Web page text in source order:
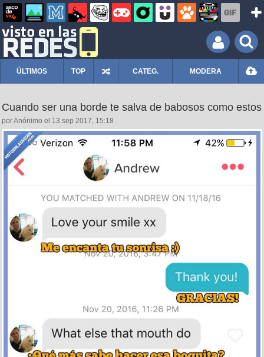
ÚLTIMOS TOP CATEG. MODERA
Cuando ser una borde te salva de babosos como estos
por Anónimo el 13 sep 2017, 15:18